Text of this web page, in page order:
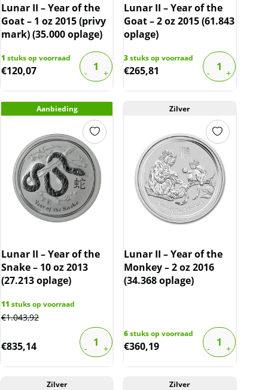
Lunar II – Year of the
Goat – 1 oz 2015 (privy
mark) (35.000 oplage)
1 stuks op voorraad
€120,07
Lunar II – Year of the
Goat – 2 oz 2015 (61.843
oplage)
3stuks op voorraad
€265,81
Aanbieding
Lunar II – Year of the
Snake – 10 oz 2013
(27.213 oplage)
11 stuks op voorraad
€1.043,92
€835,14
Zilver
Lunar II – Year of the
Monkey – 2 oz 2016
(34.368 oplage)
6stuks op voorraad
€360,19
Zilver Zilver